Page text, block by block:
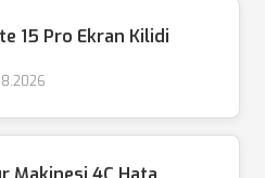
15 Pro Ekran Kilidi